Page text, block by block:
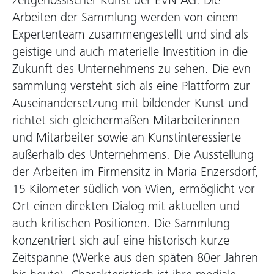
Arbeiten der Sammlung werden von einem
Expertenteam zusammengestellt und sind als
geistige und auch materielle Investition in die
Zukunft des Unternehmens zu sehen. Die evn
sammlung versteht sich als eine Plattform zur
Auseinandersetzung mit bildender Kunst und
richtet sich gleichermaßen Mitarbeiterinnen
und Mitarbeiter sowie an Kunstinteressierte
außerhalb des Unternehmens. Die Ausstellung
der Arbeiten im Firmensitz in Maria Enzersdorf,
15 Kilometer südlich von Wien, ermöglicht vor
Ort einen direkten Dialog mit aktuellen und
auch kritischen Positionen. Die Sammlung
konzentriert sich auf eine historisch kurze
Zeitspanne (Werke aus den späten 80er Jahren